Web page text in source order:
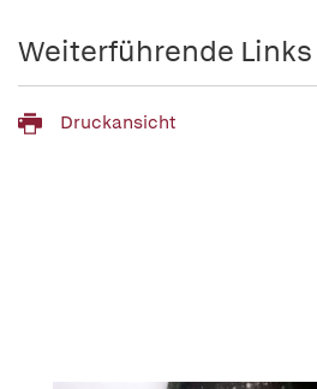
Weiterführende Links
Druckansicht